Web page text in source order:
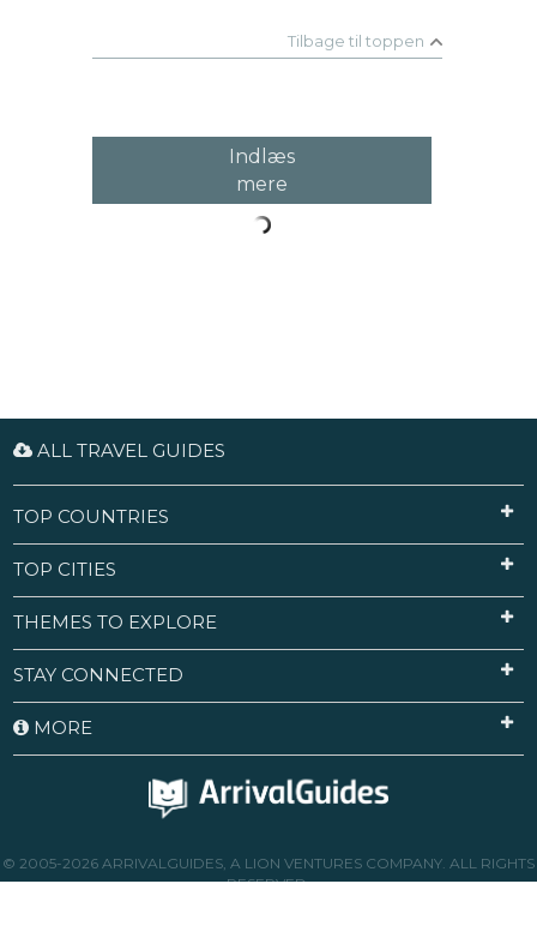
Tilbage til toppen
Indlæs
mere
ALL TRAVEL GUIDES
TOP COUNTRIES
TOP CITIES
THEMES TO EXPLORE
STAY CONNECTED
MORE
© 2005-2026 ARRIVALGUIDES, A LION VENTURES COMPANY. ALL RIGHTS
RESERVED.